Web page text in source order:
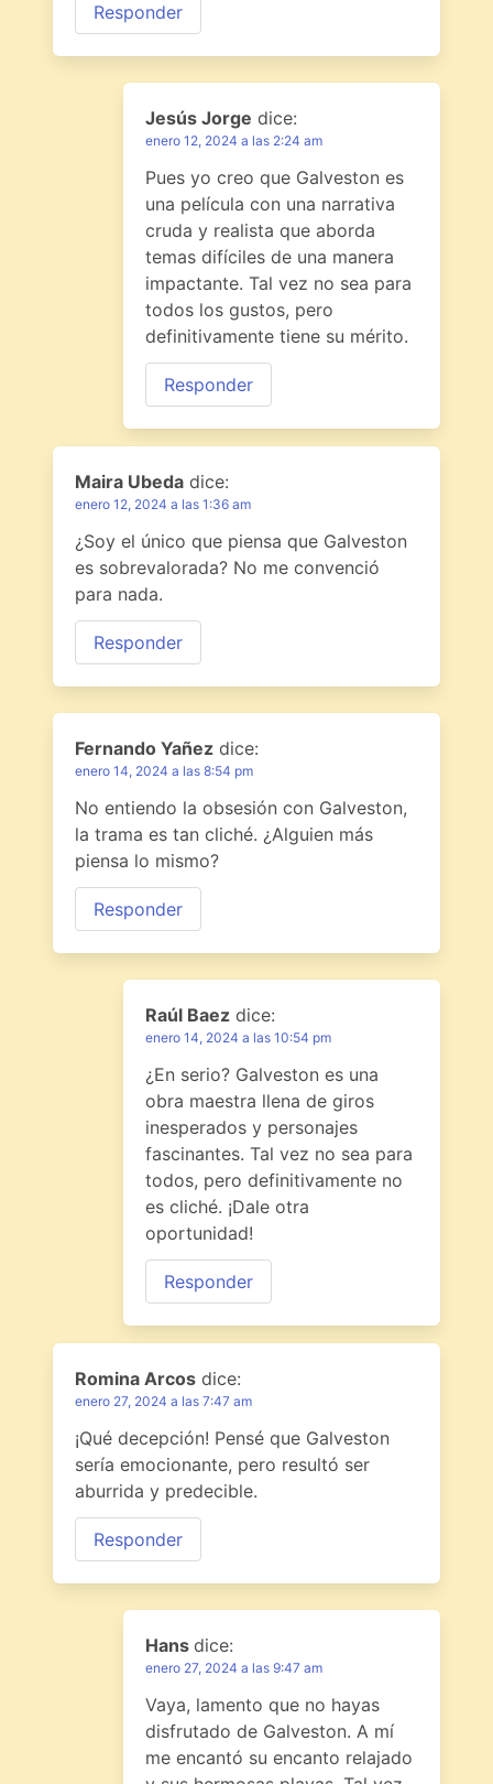
Responder
Jesús Jorge dice:
enero 12, 2024 a las 2:24 am
Pues yo creo que Galveston es
una película con una narrativa
cruda y realista que aborda
temas difíciles de una manera
impactante. Tal vez no sea para
todos los gustos, pero
definitivamente tiene su mérito.
Responder
Maira Ubeda dice:
enero 12, 2024 a las 1:36 am
¿Soy el único que piensa que Galveston
es sobrevalorada? No me convenció
para nada.
Responder
Fernando Yañez dice:
enero 14, 2024 a las 8:54 pm
No entiendo la obsesión con Galveston,
la trama es tan cliché. ¿Alguien más
piensa lo mismo?
Responder
Raúl Baez dice:
enero 14, 2024 a las 10:54 pm
¿En serio? Galveston es una
obra maestra llena de giros
inesperados y personajes
fascinantes. Tal vez no sea para
todos, pero definitivamente no
es cliché. ¡Dale otra
oportunidad!
Responder
Romina Arcos dice:
enero 27, 2024 a las 7:47 am
¡Qué decepción! Pensé que Galveston
sería emocionante, pero resultó ser
aburrida y predecible.
Responder
Hans dice:
enero 27, 2024 a las 9:47 am
Vaya, lamento que no hayas
disfrutado de Galveston. A mí
me encantó su encanto relajado